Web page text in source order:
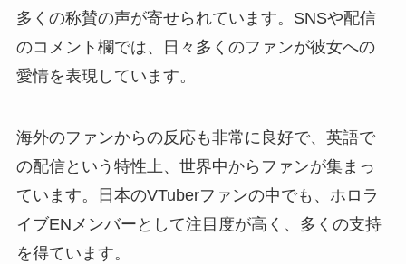
多くの称賛の声が寄せられています。SNSや配信
のコメント欄では、日々多くのファンが彼女への
愛情を表現しています。
海外のファンからの反応も非常に良好で、英語で
の配信という特性上、世界中からファンが集まっ
ています。日本のVTuberファンの中でも、ホロラ
イブENメンバーとして注目度が高く、多くの支持
を得ています。